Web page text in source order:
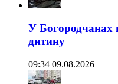
У Богородчанах
дитину
09:34 09.08.2026